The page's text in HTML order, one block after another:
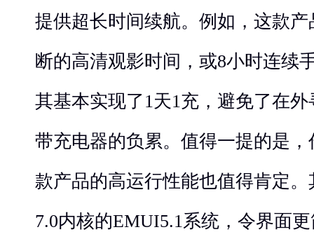
提供超长时间续航。例如，这款
断的高清观影时间，或8小时连续
其基本实现了1天1充，避免了在
带充电器的负累。值得一提的是
款产品的高运行性能也值得肯定
7.0内核的EMUI5.1系统，令界面